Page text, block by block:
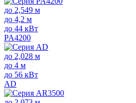
до 2,549 м
до 4,2 м
до 44 кВт
PA4200
до 2,028 м
до 4 м
до 56 кВт
AD